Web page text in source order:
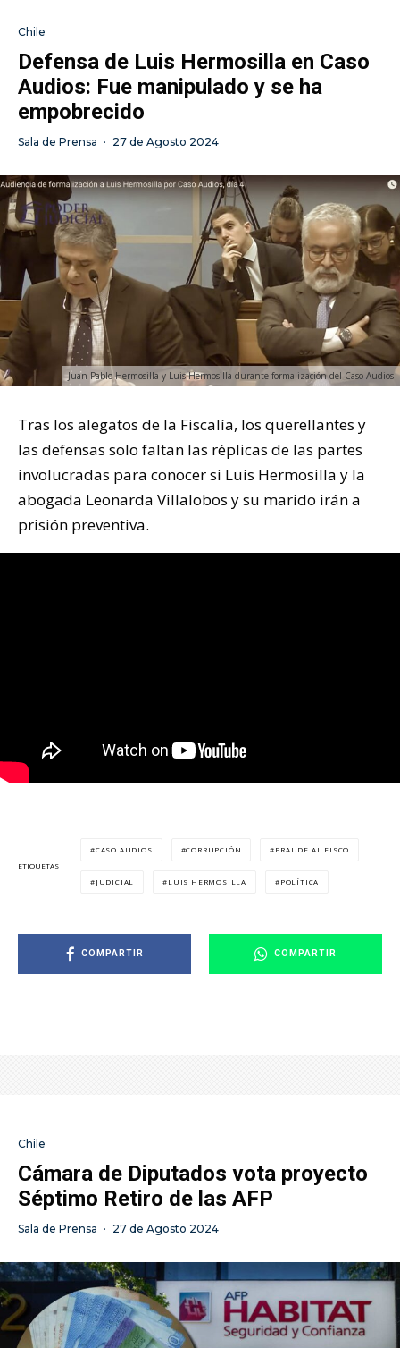
Chile
Defensa de Luis Hermosilla en Caso
Audios: Fue manipulado y se ha
empobrecido
Sala de Prensa · 27 de Agosto 2024
Juan Pablo Hermosilla y Luis Hermosilla durante formalización del Caso Audios
Tras los alegatos de la Fiscalía, los querellantes y
las defensas solo faltan las réplicas de las partes
involucradas para conocer si Luis Hermosilla y la
abogada Leonarda Villalobos y su marido irán a
prisión preventiva.
ETIQUETAS
CASO AUDIOS CORRUPCIÓN FRAUDE AL FISCO
JUDICIAL LUIS HERMOSILLA POLÍTICA
COMPARTIR COMPARTIR
Chile
Cámara de Diputados vota proyecto
Séptimo Retiro de las AFP
Sala de Prensa · 27 de Agosto 2024